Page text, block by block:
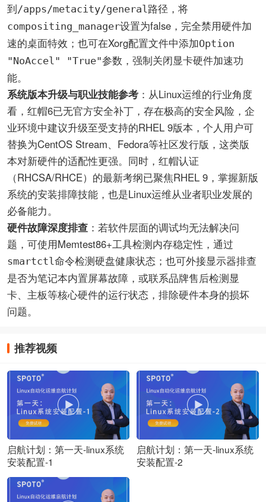
到/apps/metacity/general 路径，将
compositing_manager设置为false，完全禁用硬件加
速的桌面特效；也可在Xorg配置文件中添加Option
"NoAccel" "True"参数，强制关闭显卡硬件加速功
能。
系统版本升级与职业技能参考：从Linux运维的行业角度
看，红帽6已无官方安全补丁，存在极高的安全风险，企
业环境中建议升级至受支持的RHEL 9版本，个人用户可
替换为CentOS Stream、Fedora等社区发行版，这类版
本对新硬件的适配性更强。同时，红帽认证
（RHCSA/RHCE）的最新考纲已聚焦RHEL 9，掌握新版
系统的安装排障技能，也是Linux运维从业者职业发展的
必备能力。
硬件故障深度排查：若软件层面的调试均无法解决问
题，可使用Memtest86+工具检测内存稳定性，通过
smartctl 命令检测硬盘健康状态；也可外接显示器排查
是否为笔记本内置屏幕故障，或联系品牌售后检测显
卡、主板等核心硬件的运行状态，排除硬件本身的损坏
问题。
推荐视频
启航计划：第一天-linux系统
安装配置-1
启航计划：第一天-linux系统
安装配置-2